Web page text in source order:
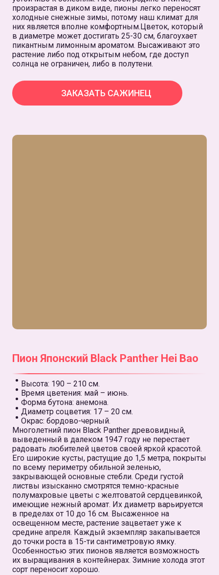
произрастая в диком виде, пионы легко переносят
холодные снежные зимы, потому наш климат для
них является вполне комфортным.Цветок, который
в диаметре может достигать 25-30 см, благоухает
пикантным лимонным ароматом. Высаживают это
растение либо под открытым небом, где доступ
солнца не ограничен, либо в полутени.
ЗАКАЗАТЬ САЖИНЕЦ
Пион Японский Black Panther Hei Bao
Высота: 190 – 210 см.
Время цветения: май – июнь.
Форма бутона: анемона.
Диаметр соцветия: 17 – 20 см.
Окрас: бордово-черный.
Многолетний пион Black Panther древовидный,
выведенный в далеком 1947 году не перестает
радовать любителей цветов своей яркой красотой.
Его широкие кусты, растущие до 1,5 метра, покрыты
по всему периметру обильной зеленью,
закрывающей основные стебли. Среди густой
листвы изысканно смотрятся темно-красные
полумахровые цветы с желтоватой сердцевинкой,
имеющие нежный аромат. Их диаметр варьируется
в пределах от 10 до 16 см. Высаженное на
освещенном месте, растение зацветает уже к
средине апреля. Каждый экземпляр закапывается
до точки роста в 15-ти сантиметровую ямку.
Особенностью этих пионов является возможность
их выращивания в контейнерах. Зимние холода этот
сорт переносит хорошо.